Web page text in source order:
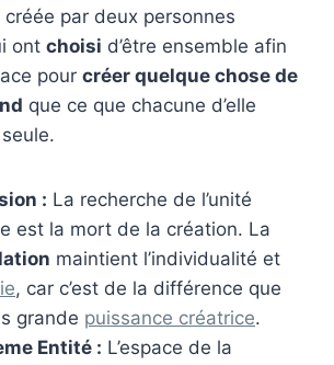
créée par deux personnes
ont choisi d’être ensemble afin
pour créer quelque chose de
que ce que chacune d’elle
: La recherche de l’unité
est la mort de la création. La
maintient l’individualité et
, car c’est de la différence que
grande puissance créatrice.
Entité : L’espace de la